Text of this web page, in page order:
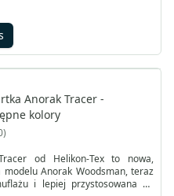
dwóch klamr i warstwy
ułatwia rozwinięcie panelu
Flap, który opiera się na
systemie modułowym
Anorak Tracer -
kolory
od Helikon-Tex to nowa,
modelu Anorak Woodsman, teraz
i lepiej przystosowana do